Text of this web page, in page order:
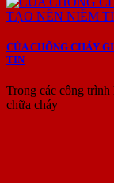
CỬA CHỐNG CHÁY
TIN
Trong các công
chữa cháy